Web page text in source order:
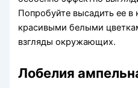
Попробуйте высадить ее
красивыми белыми
взгляды окружающих.
Лобелия